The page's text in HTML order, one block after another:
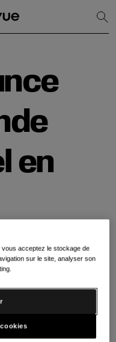
en
son Conseil
acceptez le stockage de
sur le site, analyser son